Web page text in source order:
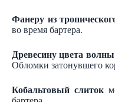
Фанеру из
во время бартера.
Древесину цвета волны
Обломки затонувшего
Кобальтовый слиток